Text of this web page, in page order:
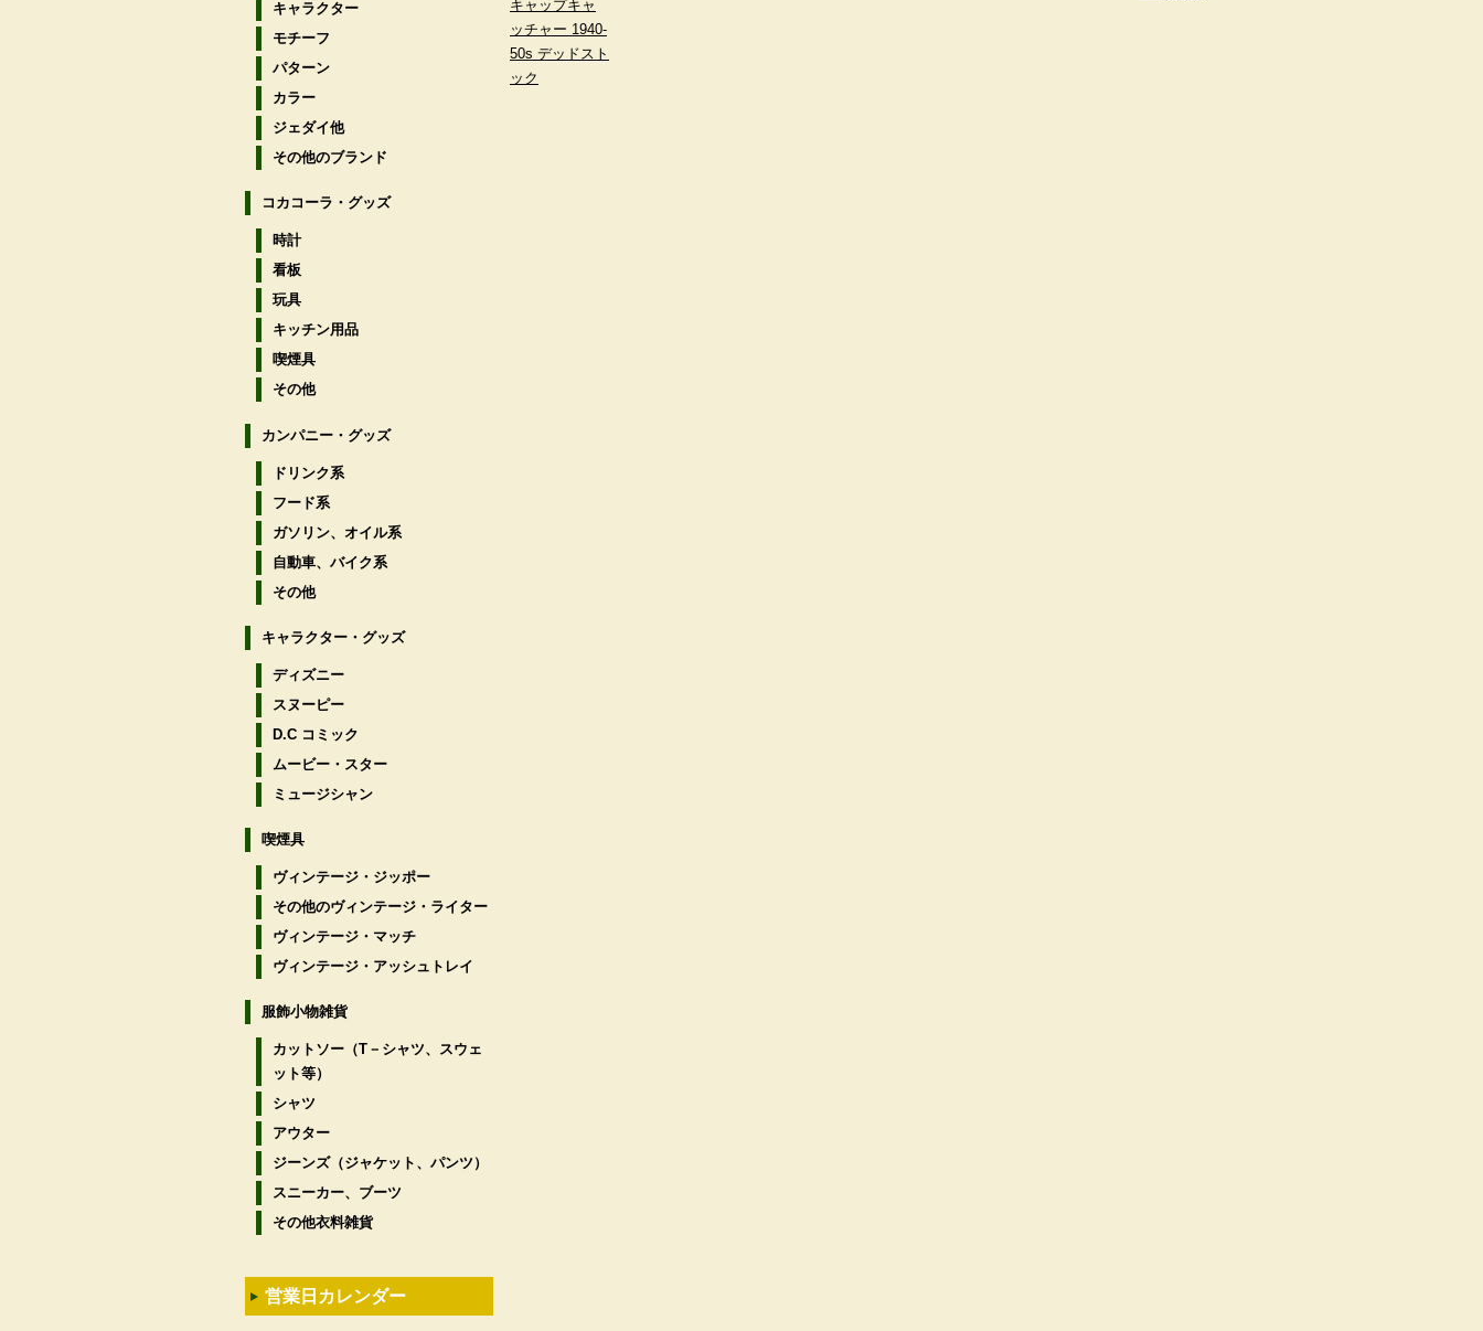
キャップキャ
ッチャー 1940-
50s デッドスト
ック
キャラクター
モチーフ
パターン
カラー
ジェダイ他
その他のブランド
コカコーラ・グッズ
時計
看板
玩具
キッチン用品
喫煙具
その他
カンパニー・グッズ
ドリンク系
フード系
ガソリン、オイル系
自動車、バイク系
その他
キャラクター・グッズ
ディズニー
スヌーピー
D.C コミック
ムービー・スター
ミュージシャン
喫煙具
ヴィンテージ・ジッポー
その他のヴィンテージ・ライター
ヴィンテージ・マッチ
ヴィンテージ・アッシュトレイ
服飾小物雑貨
カットソー（T－シャツ、スウェ
ット等）
シャツ
アウター
ジーンズ（ジャケット、パンツ）
スニーカー、ブーツ
その他衣料雑貨
営業日カレンダー